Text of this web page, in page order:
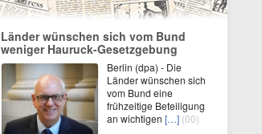
Länder wünschen sich vom Bund
weniger Hauruck-Gesetzgebung
Berlin (dpa) - Die
Länder wünschen sich
vom Bund eine
frühzeitige Beteiligung
an wichtigen […] (00)